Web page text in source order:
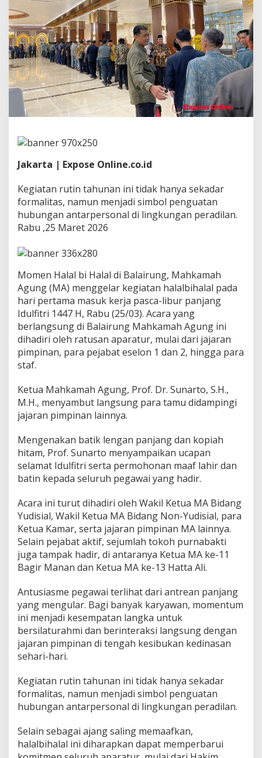
a
l
a
l
P
a
s
c
L
r
I
u
l
f
4
4
7
H
Jakarta | Expose Online.co.id
Kegiatan rutin tahunan ini tidak hanya sekadar
formalitas, namun menjadi simbol penguatan
hubungan antarpersonal di lingkungan peradilan.
Rabu ,25 Maret 2026
Momen Halal bi Halal di Balairung, Mahkamah
Agung (MA) menggelar kegiatan halalbihalal pada
hari pertama masuk kerja pasca-libur panjang
Idulfitri 1447 H, Rabu (25/03). Acara yang
berlangsung di Balairung Mahkamah Agung ini
dihadiri oleh ratusan aparatur, mulai dari jajaran
pimpinan, para pejabat eselon 1 dan 2, hingga para
staf.
Ketua Mahkamah Agung, Prof. Dr. Sunarto, S.H.,
M.H., menyambut langsung para tamu didampingi
jajaran pimpinan lainnya.
Mengenakan batik lengan panjang dan kopiah
hitam, Prof. Sunarto menyampaikan ucapan
selamat Idulfitri serta permohonan maaf lahir dan
batin kepada seluruh pegawai yang hadir.
Acara ini turut dihadiri oleh Wakil Ketua MA Bidang
Yudisial, Wakil Ketua MA Bidang Non-Yudisial, para
Ketua Kamar, serta jajaran pimpinan MA lainnya.
Selain pejabat aktif, sejumlah tokoh purnabakti
juga tampak hadir, di antaranya Ketua MA ke-11
Bagir Manan dan Ketua MA ke-13 Hatta Ali.
Antusiasme pegawai terlihat dari antrean panjang
yang mengular. Bagi banyak karyawan, momentum
ini menjadi kesempatan langka untuk
bersilaturahmi dan berinteraksi langsung dengan
jajaran pimpinan di tengah kesibukan kedinasan
sehari-hari.
Kegiatan rutin tahunan ini tidak hanya sekadar
formalitas, namun menjadi simbol penguatan
hubungan antarpersonal di lingkungan peradilan.
Selain sebagai ajang saling memaafkan,
halalbihalal ini diharapkan dapat memperbarui